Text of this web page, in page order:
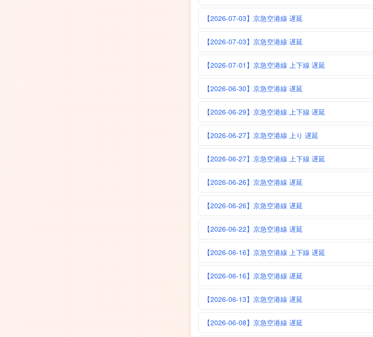
【2026-07-03】京急空港線 遅延
【2026-07-03】京急空港線 遅延
【2026-07-01】京急空港線 上下線 遅延
【2026-06-30】京急空港線 遅延
【2026-06-29】京急空港線 上下線 遅延
【2026-06-27】京急空港線 上り 遅延
【2026-06-27】京急空港線 上下線 遅延
【2026-06-26】京急空港線 遅延
【2026-06-26】京急空港線 遅延
【2026-06-22】京急空港線 遅延
【2026-06-16】京急空港線 上下線 遅延
【2026-06-16】京急空港線 遅延
【2026-06-13】京急空港線 遅延
【2026-06-08】京急空港線 遅延